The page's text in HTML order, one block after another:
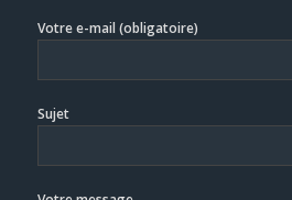
Votre e-mail (obligatoire)
Sujet